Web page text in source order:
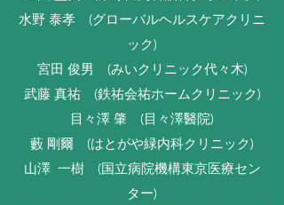
水野 泰孝 (グローバルヘルスケアクリニ
ック)
宮田 俊男 (みいクリニック代々木)
武藤 真祐 (鉄祐会祐ホームクリニック)
目々澤 肇 (目々澤醫院)
藪 剛爾 (はとがや緑内科クリニック)
山澤 一樹 (国立病院機構東京医療セン
ター)